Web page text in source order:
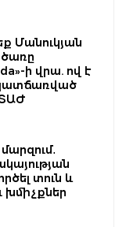
Մանուկյան
ի վրա. ով է
տուն և
խմիչքներ